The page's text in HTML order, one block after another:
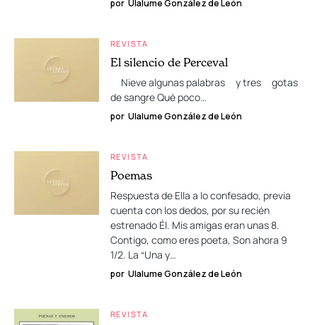
por Ulalume González de León
REVISTA
El silencio de Perceval
Nieve algunas palabras y tres gotas
de sangre Qué poco…
por Ulalume González de León
REVISTA
Poemas
Respuesta de Ella a lo confesado, previa
cuenta con los dedos, por su recién
estrenado Él. Mis amigas eran unas 8.
Contigo, como eres poeta, Son ahora 9
1/2. La “Una y…
por Ulalume González de León
REVISTA